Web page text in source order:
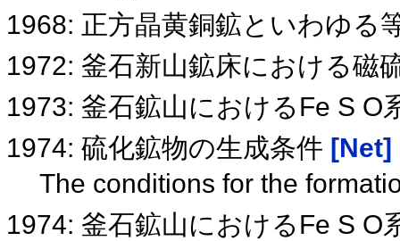
1968: 正方晶黄銅鉱といわゆる
1972: 釜石新山鉱床における磁
1973: 釜石鉱山におけるFe S
1974: 硫化鉱物の生成条件 [Net]
The conditions for the
1974: 釜石鉱山におけるFe S